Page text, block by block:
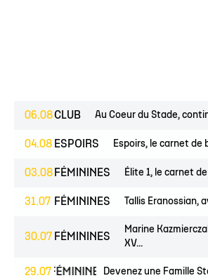
06.08CLUB Au Coeur du Stade,
04.08 ESPOIRS Espoirs, le carnet de
03.08 FÉMININES Élite 1, le carnet
31.07 FÉMININES Tallis Eranossian,
30.07 FÉMININES
Marine
XV...
29.07
FÉMININES CLUB
Devenez une Famille